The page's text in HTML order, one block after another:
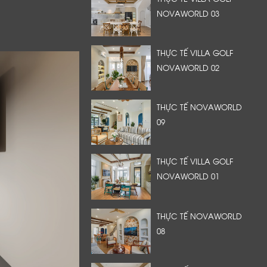
NOVAWORLD 03
THỰC TẾ VILLA GOLF
NOVAWORLD 02
THỰC TẾ NOVAWORLD
09
THỰC TẾ VILLA GOLF
NOVAWORLD 01
THỰC TẾ NOVAWORLD
08